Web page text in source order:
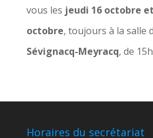
vous les jeudi 16 octobre
octobre, toujours à la salle
Sévignacq-Meyracq, de
Horaires du secrétariat